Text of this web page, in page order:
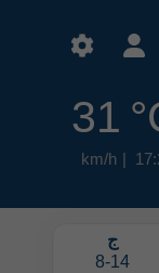
31
ج
8-14